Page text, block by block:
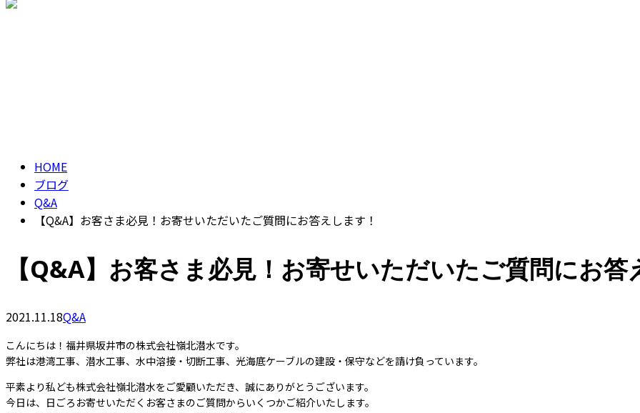
HOME
ブログ
Q&A
【Q&A】お客さま必見！お寄せいただいたご質問にお答えします！
【Q&A】お客さま必見！お寄せいただいたご質問にお答
2021.11.18Q&A
こんにちは！福井県坂井市の株式会社嶺北潜水です。
弊社は港湾工事、潜水工事、水中溶接・切断工事、光海底ケーブルの建設・保守などを請け負っています。
平素より私ども株式会社嶺北潜水をご愛顧いただき、誠にありがとうございます。
今日は、日ごろお寄せいただくお客さまのご質問からいくつかご紹介いたします。